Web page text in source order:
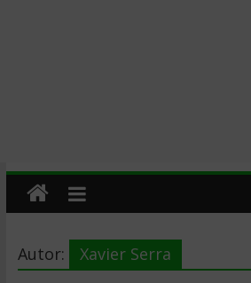
Autor: Xavier Serra